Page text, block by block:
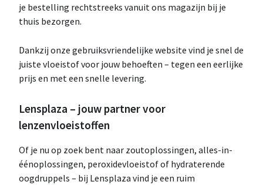
je bestelling rechtstreeks vanuit ons magazijn bij je
thuis bezorgen.
Dankzij onze gebruiksvriendelijke website vind je snel de
juiste vloeistof voor jouw behoeften – tegen een eerlijke
prijs en met een snelle levering.
Lensplaza – jouw partner voor
lenzenvloeistoffen
Of je nu op zoek bent naar zoutoplossingen, alles-in-
éénoplossingen, peroxidevloeistof of hydraterende
oogdruppels – bij Lensplaza vind je een ruim